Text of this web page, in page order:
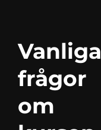
Vanliga
frågor
om